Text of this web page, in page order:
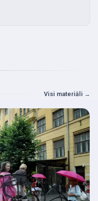
Visi materiāli →